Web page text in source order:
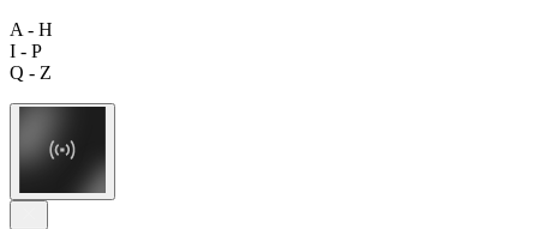
A - H
I - P
Q - Z